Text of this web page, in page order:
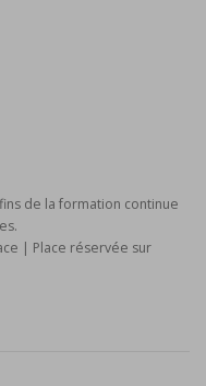
de la formation continue
| Place réservée sur